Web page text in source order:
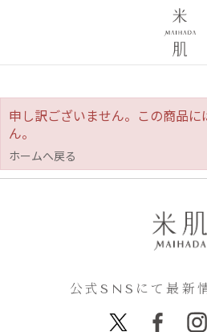
申し訳ございません。この商品
ん。
ホームへ戻る
公式SNSにて最新